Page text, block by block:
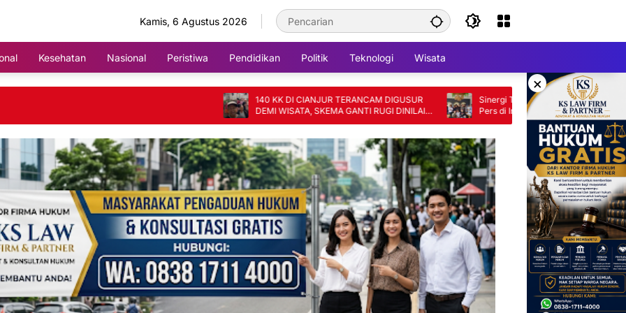
Kamis, 6 Agustus 2026
Kesehatan Nasional Peristiwa Pendidikan Politik Teknologi Wisata
×
140 KK DI CIANJUR TERANCAM DIGUSUR
DEMI WISATA, SKEMA GANTI RUGI DINILAI
TAK ADIL
Sinergi Tanpa Batas: 14 Pimpinan Organisasi
Pers di Indramayu Nyatakan Solid di Bawah
FKJI